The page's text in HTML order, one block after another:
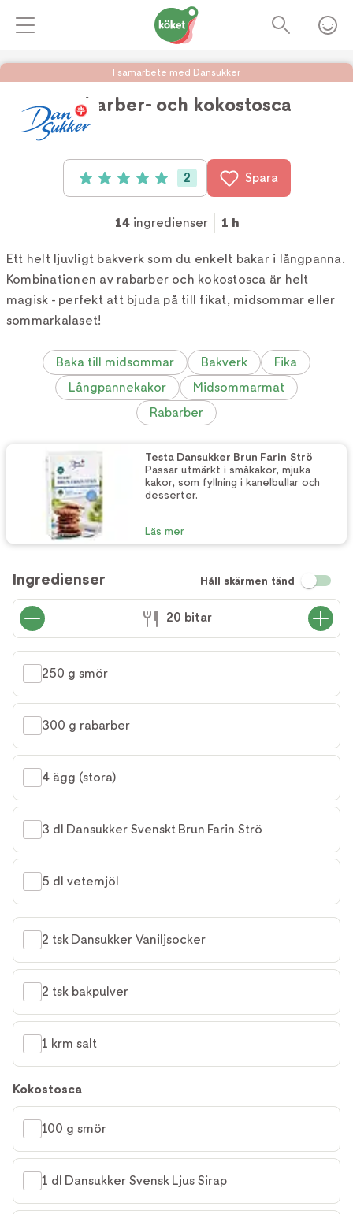
I samarbete med Dansukker
Rabarber- och kokostosca
Betyg: 5 av 5 (2 röster)
2 Spara
14ingredienser 1 h
Ett helt ljuvligt bakverk som du enkelt bakar i långpanna.
Kombinationen av rabarber och kokostosca är helt
magisk - perfekt att bjuda på till fikat, midsommar eller
sommarkalaset!
Baka till midsommar Bakverk
Fika
Långpannekakor
Midsommarmat
Rabarber
Testa Dansukker Brun Farin Strö
Passar utmärkt i småkakor, mjuka
kakor, som fyllning i kanelbullar och
desserter.
Läs mer
Ingredienser Håll skärmen tänd
20 bitar
250 g smör
300 g rabarber
4 ägg (stora)
3 dl Dansukker Svenskt Brun Farin Strö
5 dl vetemjöl
2 tsk Dansukker Vaniljsocker
2 tsk bakpulver
1 krm salt
Kokostosca
100 g smör
1 dl Dansukker Svensk Ljus Sirap